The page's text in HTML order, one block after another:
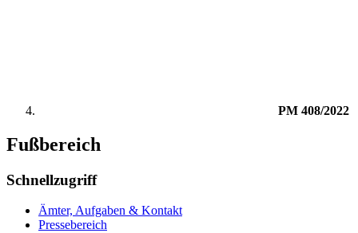
PM 408/2022
Fußbereich
Schnellzugriff
Ämter, Aufgaben & Kontakt
Pressebereich